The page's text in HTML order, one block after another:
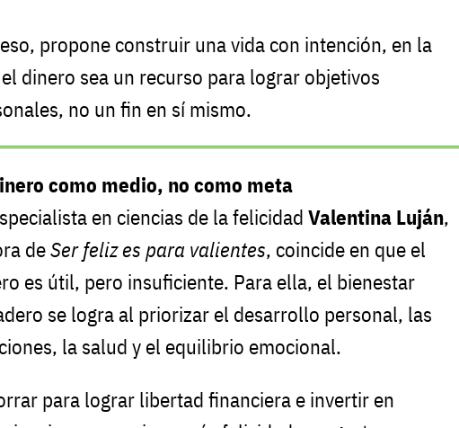
propone construir una vida con intención, en la
dinero sea un recurso para lograr objetivos
no un fin en sí mismo.
como medio, no como meta
en ciencias de la felicidad Valentina Luján,
deSer feliz es para valientes, coincide en que el
es útil, pero insuficiente. Para ella, el bienestar
se logra al priorizar el desarrollo personal, las
la salud y el equilibrio emocional.
para lograr libertad financiera e invertir en